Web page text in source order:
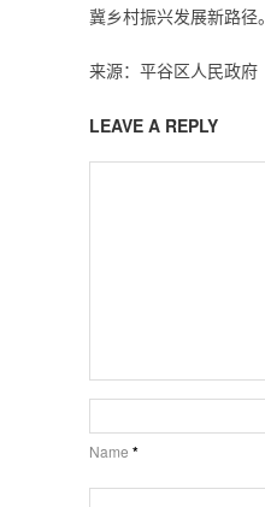
冀乡村振兴发展新路径。
来源：平谷区人民政府
LEAVE A REPLY
Name *